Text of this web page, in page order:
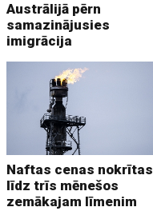
Austrālijā pērn
samazinājusies
imigrācija
Naftas cenas nokrītas
līdz trīs mēnešos
zemākajam līmenim